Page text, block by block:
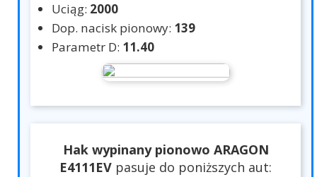
Uciąg: 2000
Dop. nacisk pionowy: 139
Parametr D: 11.40
Hak wypinany pionowo ARAGON
E4111EV pasuje do poniższych aut: